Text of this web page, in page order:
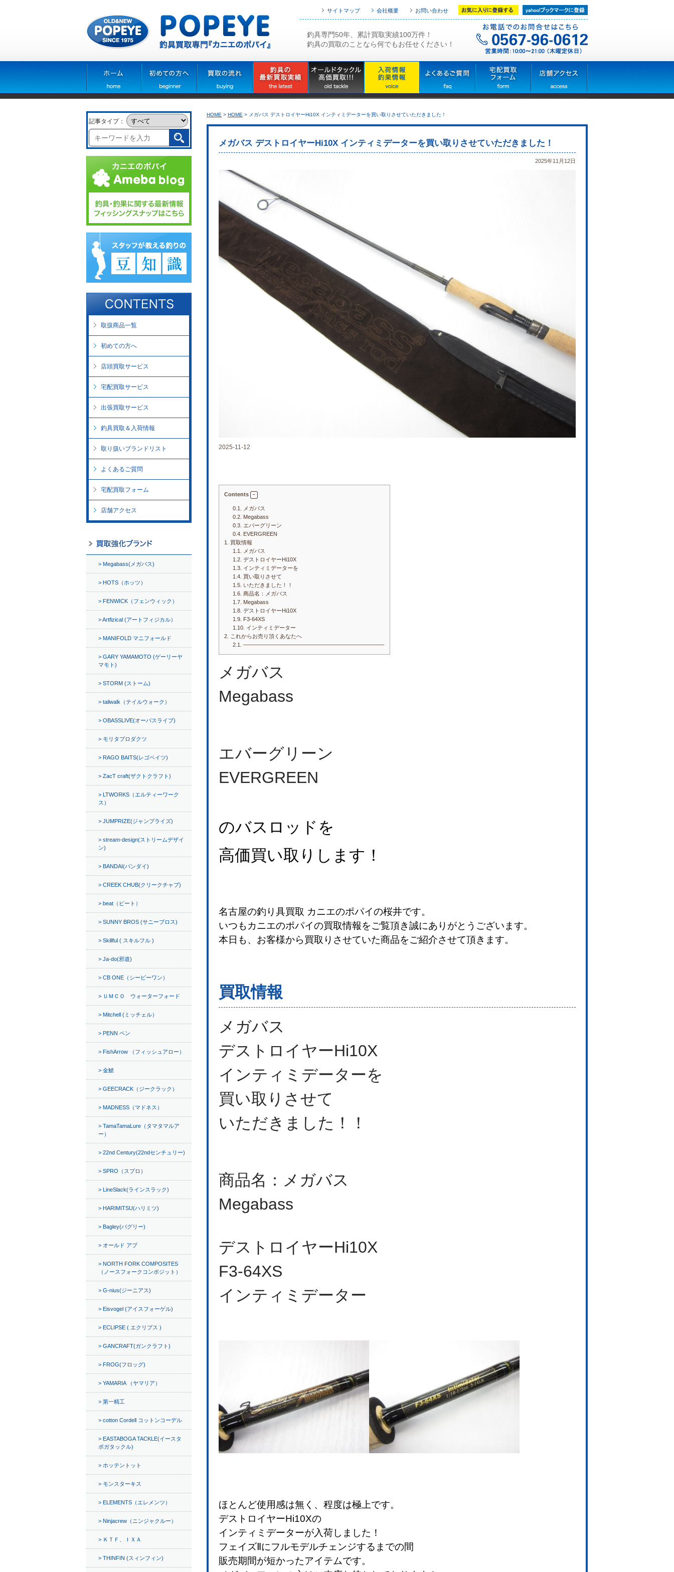
サイトマップ 会社概要 お問い合わせ
釣具専門50年、累計買取実績100万件！
釣具の買取のことなら何でもお任せください！
HOME > HOME > メガバス デストロイヤーHi10X インティミデーターを買い取りさせていただきました！
メガバス デストロイヤーHi10X インティミデーターを買い取りさせていただきました！
2025年11月12日
2025-11-12
Contents
0.1.
メガバス
0.2. Megabass
0.3. エバーグリーン
0.4.
EVERGREEN
1.
買取情報
1.1.
メガバス
1.2. デストロイヤーHi10X
1.3. インティミデーターを
1.4. 買い取りさせて
1.5. いただきました！！
1.6. 商品名：メガバス
1.7. Megabass
1.8. デストロイヤーHi10X
1.9.
F3-64XS
1.10. インティミデーター
2.
これからお売り頂くあなたへ
2.1.
—————————————————————————–
メガバス
Megabass
エバーグリーン
EVERGREEN
のバスロッドを
高価買い取りします！
名古屋の釣り具買取 カニエのポパイの桜井です。
いつもカニエのポパイの買取情報をご覧頂き誠にありがとうございます。
本日も、お客様から買取りさせていた商品をご紹介させて頂きます。
買取情報
メガバス
デストロイヤーHi10X
インティミデーターを
買い取りさせて
いただきました！
！
商品名：メガバス
Megabass
デストロイヤーHi10X
F3-64XS
インティミデーター
ほとんど使用感は無く、程度は極上です。
デストロイヤーHi10Xの
インティミデーターが入荷しました！
フェイズⅡにフルモデルチェンジするまでの間
販売期間が短かったアイテムです。
記事タイプ：
取扱商品一覧
初めての方へ
店頭買取サービス
宅配買取サービス
出張買取サービス
釣具買取＆入荷情報
取り扱いブランドリスト
よくあるご質問
宅配買取フォーム
店舗アクセス
Megabass(メガバス)
HOTS（ホッツ）
FENWICK（フェンウィック）
Artfizical (アートフィジカル）
MANIFOLD マニフォールド
GARY YAMAMOTO (ゲーリーヤ
マモト)
STORM (ストーム)
tailwalk（テイルウォーク）
OBASSLIVE(オーバスライブ)
モリタプロダクツ
RAGO BAITS(レゴベイツ)
ZacT craft(ザクトクラフト)
LTWORKS（エルティーワーク
ス）
JUMPRIZE(ジャンプライズ)
stream-design(ストリームデザイ
ン)
BANDAI(バンダイ)
CREEK CHUB(クリークチャブ)
beat（ビート）
SUNNY BROS (サニーブロス)
Skillful ( スキルフル )
Ja-do(邪道)
CB ONE（シービーワン）
ＵＭＣＯ ウォーターフォード
Mitchell (ミッチェル）
PENN ペン
FishArrow （フィッシュアロー）
金鯱
GEECRACK（ジークラック）
MADNESS（マドネス）
TamaTamaLure（タマタマルア
ー）
22nd Century(22ndセンチュリー)
SPRO（スプロ）
LineSlack(ラインスラック)
HARIMITSU(ハリミツ)
Bagley(バグリー)
オールド アブ
NORTH FORK COMPOSITES
（ノースフォークコンポジット）
G-nius(ジーニアス)
Eisvogel (アイスフォーゲル)
ECLIPSE ( エクリプス )
GANCRAFT(ガンクラフト)
FROG(フロッグ)
YAMARIA （ヤマリア）
第一精工
cotton Cordell コットンコーデル
EASTABOGA TACKLE(イースタ
ボガタックル)
ホッテントット
モンスターキス
ELEMENTS（エレメンツ）
Ninjacrew（ニンジャクルー）
ＫＴＦ、ＩＸＡ
THINFIN (スィンフィン)